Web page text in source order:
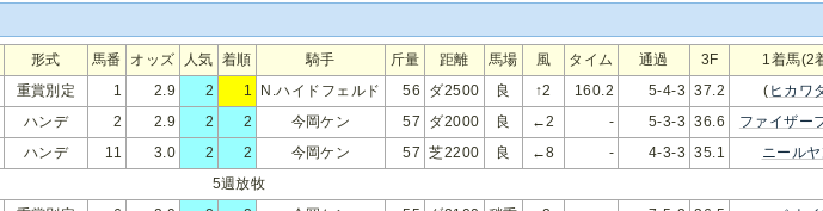
形式 馬番 オッズ 人気 着順 騎手 斤量 距離 馬場 風 タイム 通過 3F
1着馬(2
重賞別定 1 2.9 2 1 N.ハイドフェルド 56 ダ2500 良 ↑2 160.2 5-4-3 37.2 ( ヒカワ
ハンデ 2 2.9 2 2 今岡ケン 57 ダ2000 良 ←2 - 5-3-3 36.6
ファイザー
ハンデ 11 3.0 2 2 今岡ケン 57 芝2200 良 ←8 - 4-3-3 35.1
ニール
5週放牧